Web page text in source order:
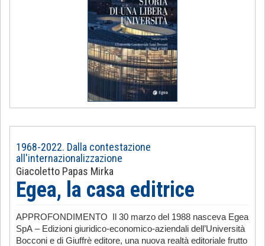
1968-2022. Dalla contestazione
all'internazionalizzazione
Giacoletto Papas Mirka
Egea, la casa editrice
APPROFONDIMENTO Il 30 marzo del 1988 nasceva Egea
SpA – Edizioni giuridico-economico-aziendali dell’Università
Bocconi e di Giuffrè editore, una nuova realtà editoriale frutto